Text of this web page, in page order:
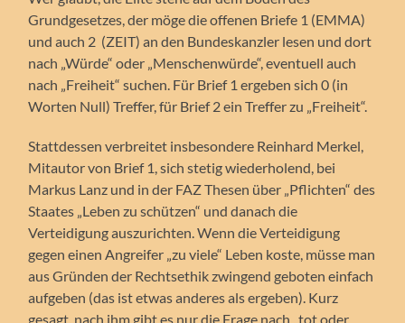
Grundgesetzes, der möge die offenen Briefe 1 (EMMA)
und auch 2 (ZEIT) an den Bundeskanzler lesen und dort
nach „Würde“ oder „Menschenwürde“, eventuell auch
nach „Freiheit“ suchen. Für Brief 1 ergeben sich 0 (in
Worten Null) Treffer, für Brief 2 ein Treffer zu „Freiheit“.
Stattdessen verbreitet insbesondere Reinhard Merkel,
Mitautor von Brief 1, sich stetig wiederholend, bei
Markus Lanz und in der FAZ Thesen über „Pflichten“ des
Staates „Leben zu schützen“ und danach die
Verteidigung auszurichten. Wenn die Verteidigung
gegen einen Angreifer „zu viele“ Leben koste, müsse man
aus Gründen der Rechtsethik zwingend geboten einfach
aufgeben (das ist etwas anderes als ergeben). Kurz
gesagt, nach ihm gibt es nur die Frage nach „tot oder